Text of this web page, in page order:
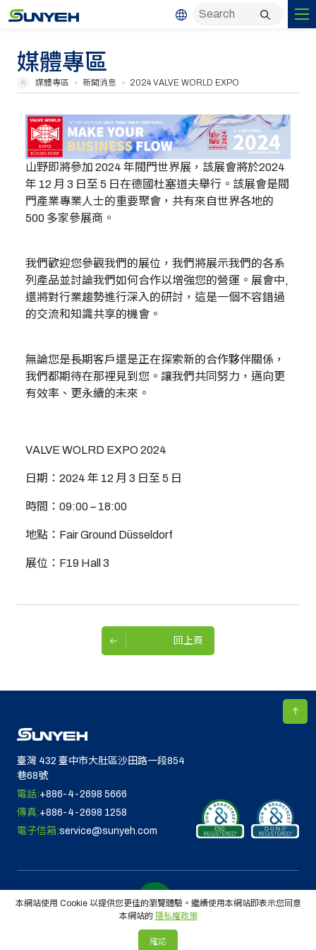
媒體專區
媒體專區 新聞消息 2024 VALVE WORLD EXPO
山野即將參加 2024 年閥門世界展，該展會將於2024
年 12 月 3 日至 5 日在德國杜塞道夫舉行。該展會是閥
門產業專業人士的重要聚會，共有來自世界各地的
500 多家參展商。
我們歡迎您參觀我們的展位，我們將展示我們的各系
列產品並討論我們如何合作以增強您的營運。展會中,
還將對行業趨勢進行深入的研討，這是一個不容錯過
的交流和知識共享的機會。
無論您是長期客戶還是正在探索新的合作夥伴關係，
我們都期待在那裡見到您。讓我們共同努力，邁向更
有效率、更永續的未來。
VALVE WOLRD EXPO 2024
日期：2024 年 12 月 3 日至 5 日
時間：09:00 – 18:00
地點：Fair Ground Düsseldorf
展位：F19 Hall 3
回上頁
臺灣 432 臺中市大肚區沙田路一段854
巷68號
電話:+886-4-2698 5666
傳真:+886-4-2698 1258
電子信箱:service@sunyeh.com
© 2026 山野電機工業股份有限公司. 版權所有
Lets Media
本網站使用 Cookie 以提供您更佳的瀏覽體驗。繼續使用本網站即表示您同意
本網站的 隱私權政策
確認